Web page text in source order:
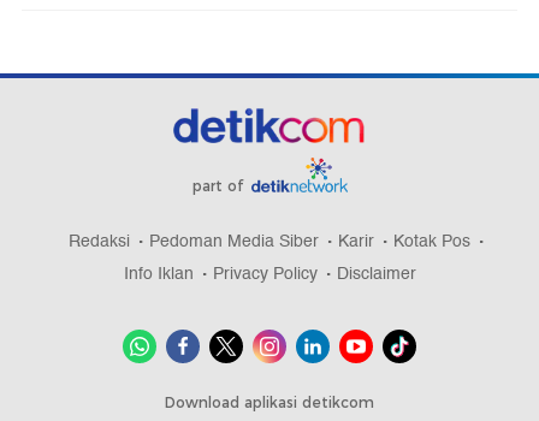
part of
Redaksi Pedoman Media Siber Karir
Kotak Pos
Info Iklan
Privacy Policy Disclaimer
Download aplikasi detikcom